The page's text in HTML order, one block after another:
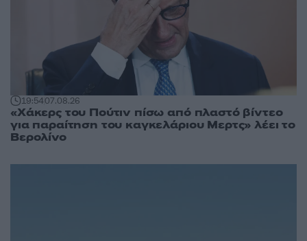
19:5407.08.26
«Χάκερς του Πούτιν πίσω από πλαστό βίντεο
για παραίτηση του καγκελάριου Μερτς» λέει το
Βερολίνο